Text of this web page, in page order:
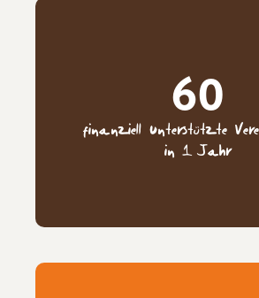
60
finanziell unterstützte
in 1 Jahr